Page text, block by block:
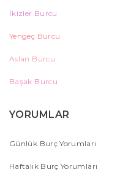
İkizler Burcu
Yengeç Burcu
Aslan Burcu
Başak Burcu
YORUMLAR
Günlük Burç Yorumları
Haftalık Burç Yorumları